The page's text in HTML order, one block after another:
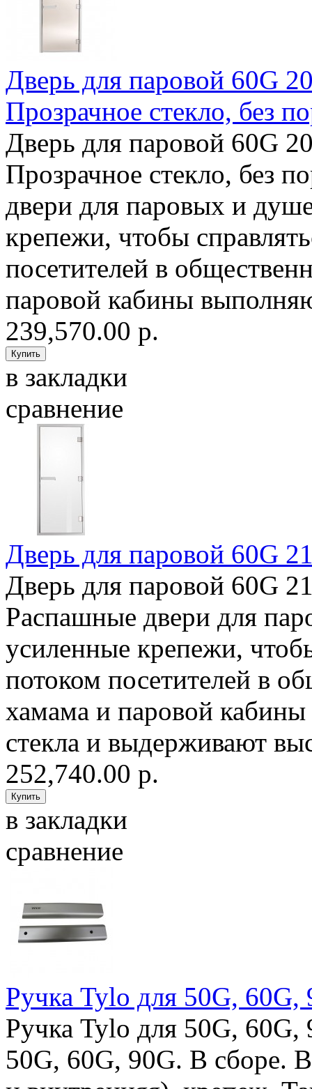
Дверь для паровой 60G
Прозрачное стекло, без
Дверь для паровой 60G
Прозрачное стекло, без
двери для паровых и
крепежи, чтобы
посетителей в
паровой кабины
239,570.00 р.
в закладки
сравнение
Дверь для паровой 60G
Дверь для паровой 60G
Распашные двери для
усиленные крепежи,
потоком посетителей в
хамама и паровой
стекла и выдерживают
252,740.00 р.
в закладки
сравнение
Ручка Tylo для 50G, 60G,
Ручка Tylo для 50G,
50G, 60G, 90G. В сборе.